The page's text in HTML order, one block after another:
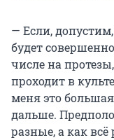
— Если,
будет
числе на
проходит в
меня это
дальше.
разные, а как всё